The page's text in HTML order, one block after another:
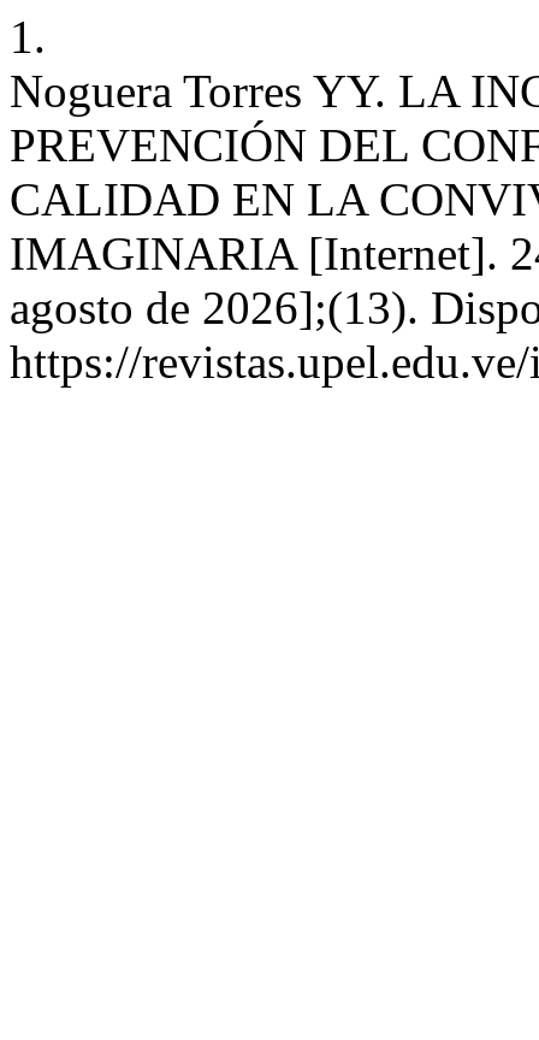
1.
Noguera Torres YY. LA
PREVENCIÓN DEL
CALIDAD EN LA
IMAGINARIA [Internet].
agosto de 2026];(13).
https://